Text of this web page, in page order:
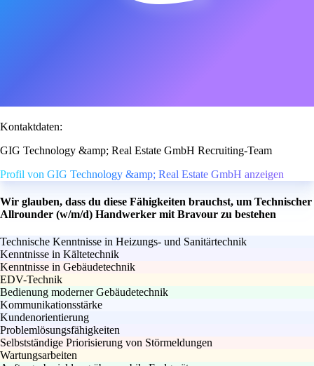
Kontaktdaten:
GIG Technology &amp; Real Estate GmbH Recruiting-Team
Profil von GIG Technology &amp; Real Estate GmbH anzeigen
Wir glauben, dass du diese Fähigkeiten brauchst, um Technischer
Allrounder (w/m/d) Handwerker mit Bravour zu bestehen
Technische Kenntnisse in Heizungs- und Sanitärtechnik
Kenntnisse in Kältetechnik
Kenntnisse in Gebäudetechnik
EDV-Technik
Bedienung moderner Gebäudetechnik
Kommunikationsstärke
Kundenorientierung
Problemlösungsfähigkeiten
Selbstständige Priorisierung von Störmeldungen
Wartungsarbeiten